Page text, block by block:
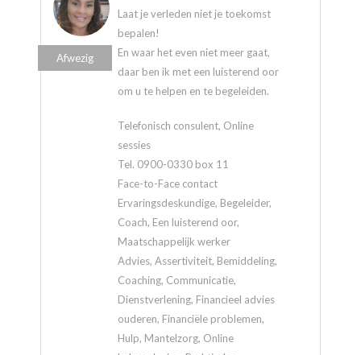
Laat je verleden niet je toekomst
bepalen!
En waar het even niet meer gaat,
daar ben ik met een luisterend oor
om u te helpen en te begeleiden.
Telefonisch consulent, Online
sessies
Tel. 0900-0330 box 11
Face-to-Face contact
Ervaringsdeskundige, Begeleider,
Coach, Een luisterend oor,
Maatschappelijk werker
Advies, Assertiviteit, Bemiddeling,
Coaching, Communicatie,
Dienstverlening, Financieel advies
ouderen, Financiële problemen,
Hulp, Mantelzorg, Online
Afwezig